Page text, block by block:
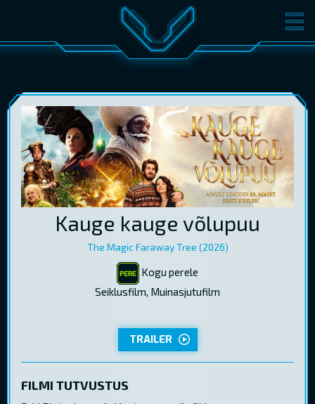
FILMID PILETID
KONVERENTS V-KLUBI
KINKEKAARDID
ENG
Kauge kauge võlupuu
The Magic Faraway Tree (2026)
Kogu perele
Seiklusfilm, Muinasjutufilm
TRAILER
FILMI TUTVUSTUS